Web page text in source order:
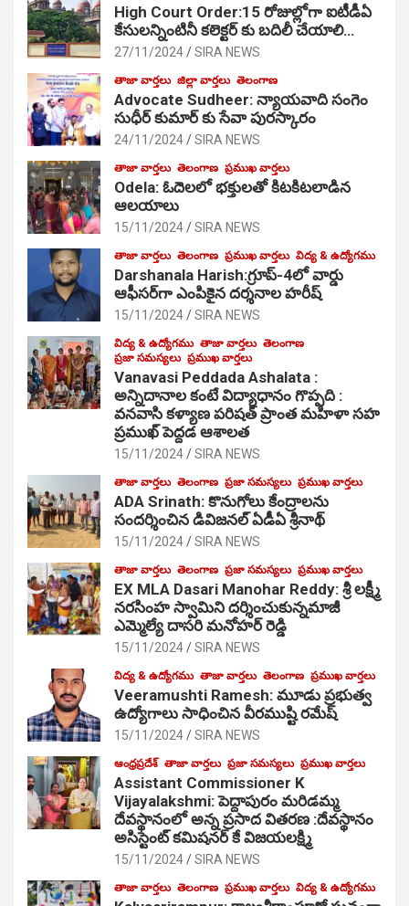
High Court Order:15 రోజుల్లోగా ఐటీడీఏ
కేసులన్నింటినీ కలెక్టర్ కు బదిలీ చేయాలి…
27/11/2024 SIRA NEWS
తాజా వార్తలు జిల్లా వార్తలు తెలంగాణ
Advocate Sudheer: న్యాయవాది సంగెం
సుధీర్ కుమార్ కు సేవా పురస్కారం
24/11/2024 SIRA NEWS
తాజా వార్తలు తెలంగాణ ప్రముఖ వార్తలు
Odela: ఓదెల‌లో భక్తులతో కిటకిటలాడిన
ఆల‌యాలు
15/11/2024 SIRA NEWS
తాజా వార్తలు తెలంగాణ ప్రముఖ వార్తలు విద్య & ఉద్యోగము
Darshanala Harish:గ్రూప్-4లో వార్డు
ఆఫీసర్‌గా ఎంపికైన దర్శనాల హరీష్
15/11/2024 SIRA NEWS
విద్య & ఉద్యోగము తాజా వార్తలు తెలంగాణ
ప్రజా సమస్యలు ప్రముఖ వార్తలు
Vanavasi Peddada Ashalata :
అన్నిదానాల కంటే విద్యాధానం గొప్పది :
వనవాసి కళ్యాణ పరిషత్ ప్రాంత మహిళా సహ
ప్రముఖ్ పెద్దడ ఆశాలత
15/11/2024 SIRA NEWS
తాజా వార్తలు తెలంగాణ ప్రజా సమస్యలు ప్రముఖ వార్తలు
ADA Srinath: కొనుగోలు కేంద్రాల‌ను
సంద‌ర్శించిన డివిజనల్ ఏడీఏ శ్రీనాథ్
15/11/2024 SIRA NEWS
తాజా వార్తలు తెలంగాణ ప్రజా సమస్యలు ప్రముఖ వార్తలు
EX MLA Dasari Manohar Reddy: శ్రీ లక్ష్మీ
నరసింహ స్వామిని దర్శించుకున్నమాజీ
ఎమ్మెల్యే దాసరి మనోహర్ రెడ్డి
15/11/2024 SIRA NEWS
విద్య & ఉద్యోగము తాజా వార్తలు తెలంగాణ ప్రముఖ వార్తలు
Veeramushti Ramesh: మూడు ప్రభుత్వ
ఉద్యోగాలు సాధించిన వీరముష్టి రమేష్
15/11/2024 SIRA NEWS
ఆంధ్రప్రదేశ్ తాజా వార్తలు ప్రజా సమస్యలు ప్రముఖ వార్తలు
Assistant Commissioner K
Vijayalakshmi: పెద్దాపురం మరిడమ్మ
దేవస్థానంలో అన్న ప్రసాద వితరణ :దేవస్థానం
అసిస్టెంట్ కమిషనర్ కే విజయలక్ష్మి
15/11/2024 SIRA NEWS
తాజా వార్తలు తెలంగాణ ప్రముఖ వార్తలు విద్య & ఉద్యోగము